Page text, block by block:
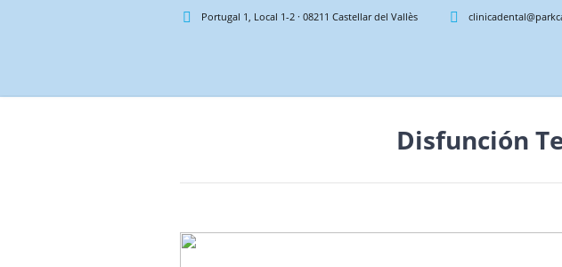
Portugal 1, Local 1-2 · 08211 Castellar del Vallès
Disfunción